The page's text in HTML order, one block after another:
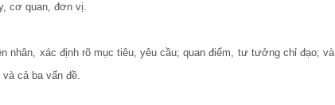
cơ quan, đơn vị.
nhân, xác định rõ mục tiêu, yêu cầu; quan điểm, tư tưởng chỉ đạo; và
cả ba vấn đề.